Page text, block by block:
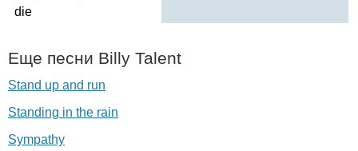
die
Еще песни Billy Talent
Stand up and run
Standing in the rain
Sympathy